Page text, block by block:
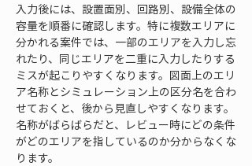
入力後には、設置面別、回路別、設備全体の
容量を順番に確認します。特に複数エリアに
分かれる案件では、一部のエリアを入力し忘
れたり、同じエリアを二重に入力したりする
ミスが起こりやすくなります。図面上のエリ
ア名称とシミュレーション上の区分名を合わ
せておくと、後から見直しやすくなります。
名称がばらばらだと、レビュー時にどの条件
がどのエリアを指しているのか分からなくな
ります。